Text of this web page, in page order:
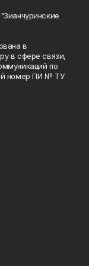
в
в сфере связи,
по
номер ПИ № ТУ